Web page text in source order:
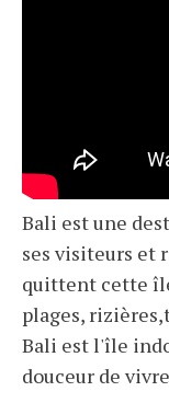
Bali est une
ses visiteurs et
quittent cette
plages,
Bali est l'île
douceur de